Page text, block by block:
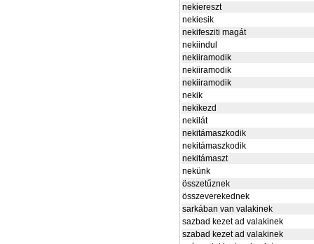
nekiereszt
nekiesik
nekifesziti magát
nekiindul
nekiiramodik
nekiiramodik
nekiiramodik
nekik
nekikezd
nekilát
nekitámaszkodik
nekitámaszkodik
nekitámaszt
nekünk
összetűznek
összeverekednek
sarkában van valakinek
sazbad kezet ad valakinek
szabad kezet ad valakinek